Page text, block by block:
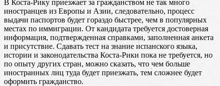
В Коста-Рику приезжает за гражданством не так много
иностранцев из Европы и Азии, следовательно, процесс
выдачи паспортов будет гораздо быстрее, чем в популярных
местах по иммиграции. От кандидата требуется достоверная
информация, подтвержденная справками, заполненная анкета
и присутствие. Сдавать тест на знание испанского языка,
истории и законодательства Коста-Рики пока не требуется, но
по опыту других стран, можно сказать, что чем больше
иностранных лиц туда будет приезжать, тем сложнее будет
оформить гражданство.